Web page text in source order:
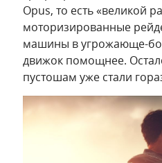
Opus, то есть «великой
моторизированные
машины в угрожающе-
движок помощнее.
пустошам уже стали